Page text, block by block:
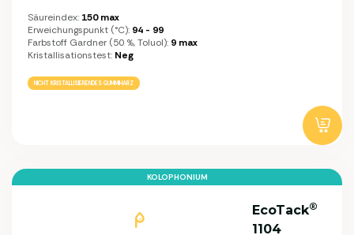
Säureindex: 150 max
Erweichungspunkt (°C): 94 - 99
Farbstoff Gardner (50 %, Toluol): 9 max
Kristallisationstest: Neg
NICHT KRISTALLISIERENDES GUMMIHARZ
KOLOPHONIUM
EcoTack®
1104